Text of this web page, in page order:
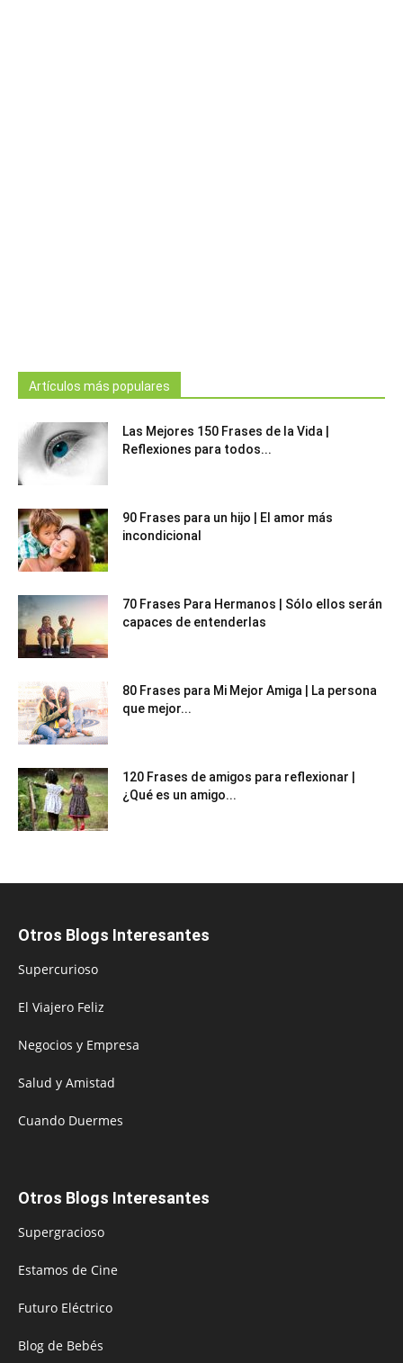
Artículos más populares
Las Mejores 150 Frases de la Vida |
Reflexiones para todos...
90 Frases para un hijo | El amor más
incondicional
70 Frases Para Hermanos | Sólo ellos serán
capaces de entenderlas
80 Frases para Mi Mejor Amiga | La persona
que mejor...
120 Frases de amigos para reflexionar |
¿Qué es un amigo...
Otros Blogs Interesantes
Supercurioso
El Viajero Feliz
Negocios y Empresa
Salud y Amistad
Cuando Duermes
Otros Blogs Interesantes
Supergracioso
Estamos de Cine
Futuro Eléctrico
Blog de Bebés